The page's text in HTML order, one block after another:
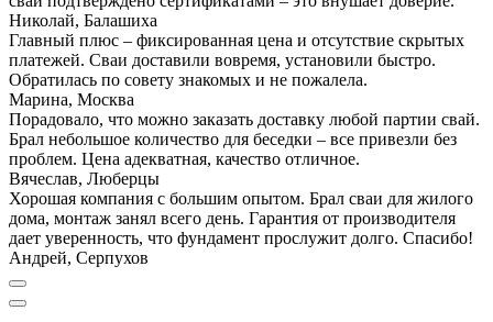
Николай, Балашиха
Главный плюс – фиксированная цена и отсутствие скрытых
платежей. Сваи доставили вовремя, установили быстро.
Обратилась по совету знакомых и не пожалела.
Марина, Москва
Порадовало, что можно заказать доставку любой партии свай.
Брал небольшое количество для беседки – все привезли без
проблем. Цена адекватная, качество отличное.
Вячеслав, Люберцы
Хорошая компания с большим опытом. Брал сваи для жилого
дома, монтаж занял всего день. Гарантия от производителя
дает уверенность, что фундамент прослужит долго. Спасибо!
Андрей, Серпухов